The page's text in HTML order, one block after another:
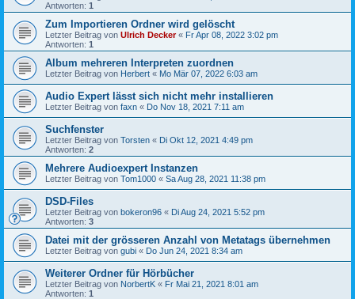
Antworten: 1
Zum Importieren Ordner wird gelöscht
Letzter Beitrag von Ulrich Decker« Fr Apr 08, 2022 3:02 pm
Antworten: 1
Album mehreren Interpreten zuordnen
Letzter Beitrag von Herbert « Mo Mär 07, 2022 6:03 am
Audio Expert lässt sich nicht mehr installieren
Letzter Beitrag von faxn « Do Nov 18, 2021 7:11 am
Suchfenster
Letzter Beitrag von Torsten « Di Okt 12, 2021 4:49 pm
Antworten: 2
Mehrere Audioexpert Instanzen
Letzter Beitrag von Tom1000 « Sa Aug 28, 2021 11:38 pm
DSD-Files
Letzter Beitrag von bokeron96 « Di Aug 24, 2021 5:52 pm
Antworten: 3
Datei mit der grösseren Anzahl von Metatags übernehmen
Letzter Beitrag von gubi « Do Jun 24, 2021 8:34 am
Weiterer Ordner für Hörbücher
Letzter Beitrag von NorbertK « Fr Mai 21, 2021 8:01 am
Antworten: 1